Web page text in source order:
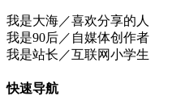
我是大海／喜欢分享的人
我是90后／自媒体创作者
我是站长／互联网小学生
快速导航